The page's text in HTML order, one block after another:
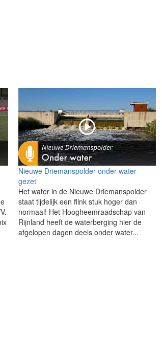
Nieuwe Driemanspolder onder water
gezet
Het water in de Nieuwe Driemanspolder
staat tijdelijk een flink stuk hoger dan
normaal! Het Hoogheemraadschap van
Rijnland heeft de waterberging hier de
afgelopen dagen deels onder water...